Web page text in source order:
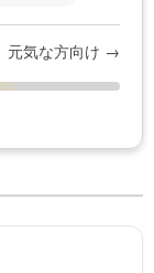
元気な方向け →